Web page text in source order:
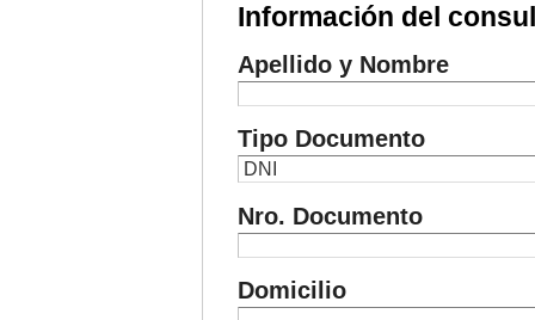
Información del
Apellido y Nombre
Tipo Documento
Nro. Documento
Domicilio